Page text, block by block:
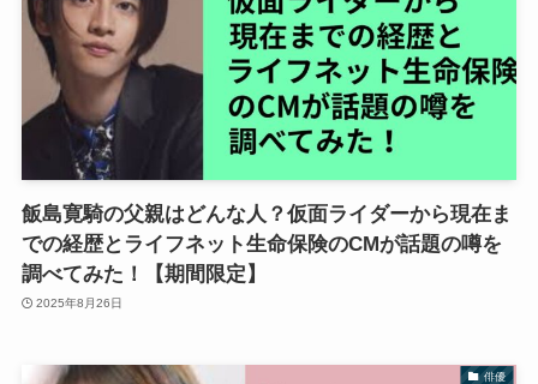
飯島寛騎の父親はどんな人？仮面ライダーから現在ま
での経歴とライフネット生命保険のCMが話題の噂を
調べてみた！【期間限定】
2025年8月26日
俳優